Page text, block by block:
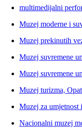
multimedijalni
Muzej moderne i
Muzej prekinutih
Muzej suvremene
Muzej suvremene
Muzej turizma,
Muzej za umjetnost
Nacionalni muzej